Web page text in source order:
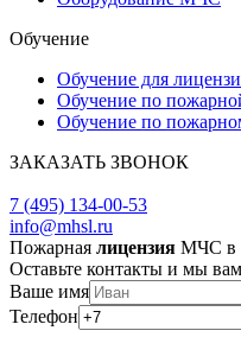
Обучение
Обучение для
Обучение по
Обучение по
ЗАКАЗАТЬ ЗВОНОК
7 (495) 134-00-53
info@mhsl.ru
Пожарная лицензия МЧС в
Оставьте контакты и мы
Ваше имя
Телефон